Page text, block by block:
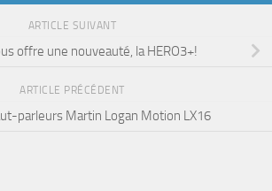
ARTICLE SUIVANT
offre une nouveauté, la HERO3+!
ARTICLE PRÉCÉDENT
parleurs Martin Logan Motion LX16